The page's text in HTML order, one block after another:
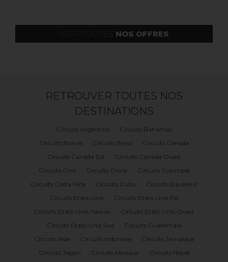
NOS OFFRES
RETROUVER TOUTES NOS
DESTINATIONS
Circuits Argentine
Circuits Bahamas
Circuits Bolivie
Circuits Brésil
Circuits Canada
Circuits Canada Est
Circuits Canada Ouest
Circuits Chili
Circuits Chine
Circuits Colombie
Circuits Costa Rica
Circuits Cuba
Circuits Equateur
Circuits Etats-Unis
Circuits Etats-Unis Est
Circuits Etats-Unis Hawaii
Circuits Etats-Unis Ouest
Circuits Etats-Unis Sud
Circuits Guatemala
Circuits Inde
Circuits Indonésie
Circuits Jamaïque
Circuits Japon
Circuits Mexique
Circuits Népal